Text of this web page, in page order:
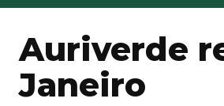
Auriverde
Janeiro